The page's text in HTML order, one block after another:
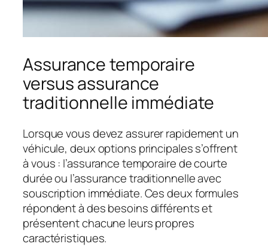
Assurance temporaire
versus assurance
traditionnelle immédiate
Lorsque vous devez assurer rapidement un
véhicule, deux options principales s’offrent
à vous : l’assurance temporaire de courte
durée ou l’assurance traditionnelle avec
souscription immédiate. Ces deux formules
répondent à des besoins différents et
présentent chacune leurs propres
caractéristiques.